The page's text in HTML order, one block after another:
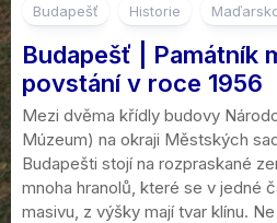
Budapešť Historie
Budapešť | Památník
povstání v roce 1956
Mezi dvěma křídly budovy
Múzeum) na okraji Městských
Budapešti stojí na rozpraskané
mnoha hranolů, které se v jedné
masivu, z výšky mají tvar klínu.